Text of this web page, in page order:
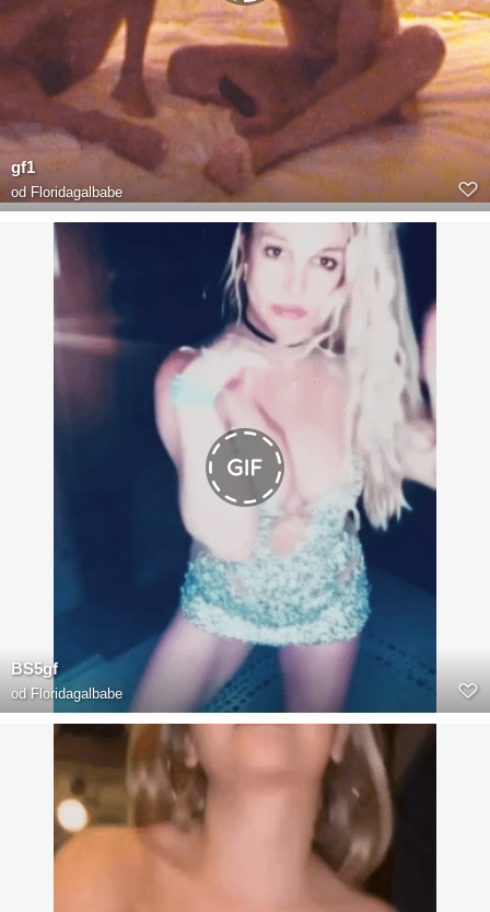
gf1
od Floridagalbabe
BS5gf
od Floridagalbabe